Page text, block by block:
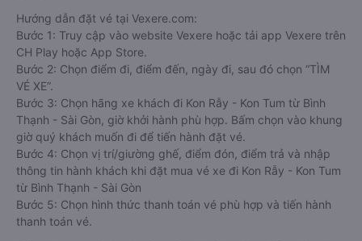
Hướng dẫn đặt vé tại Vexere.com:
Bước 1: Truy cập vào website Vexere hoặc tải app Vexere trên
CH Play hoặc App Store.
Bước 2: Chọn điểm đi, điểm đến, ngày đi, sau đó chọn “TÌM
VÉ XE”.
Bước 3: Chọn hãng xe khách đi Kon Rẫy - Kon Tum từ Bình
Thạnh - Sài Gòn, giờ khởi hành phù hợp. Bấm chọn vào khung
giờ quý khách muốn đi để tiến hành đặt vé.
Bước 4: Chọn vị trí/giường ghế, điểm đón, điểm trả và nhập
thông tin hành khách khi đặt mua vé xe đi Kon Rẫy - Kon Tum
từ Bình Thạnh - Sài Gòn
Bước 5: Chọn hình thức thanh toán vé phù hợp và tiến hành
thanh toán vé.